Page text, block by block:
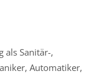
als Sanitär-,
Automatiker,